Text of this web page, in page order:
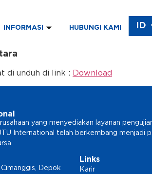
INFORMASI HUBUNGI KAMI ID
EN
di unduh di link : Download
yang menyediakan layanan
International telah berkembang menjadi
Depok
Links
Karir